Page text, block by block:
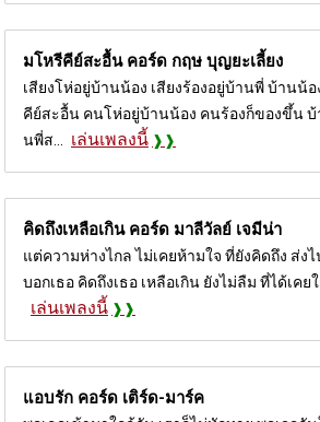
มโหรีคีย์สะอื้น คอร์ด กฤษ บุญยะเลี้ยง
เสียงโห่อยู่บ้านน้อง เสียงร้องอยู่บ้านพี่ บ้านน้
คีย์สะอื้น คนโห่อยู่บ้านน้อง คนร้องก็ของขึ้น
นพี่ส...
เล่นเพลงนี้
คิดถึงเหลือเกิน คอร์ด มาลีวัลย์ เจมีน่า
แต่ความห่างไกล ไม่เคยห้ามใจ ที่ยังคิดถึง ส่งไ
บอกเธอ คิดถึงเธอ เหลือเกิน ยังไม่ลืม ที่ได้เคย
เล่นเพลงนี้
แอบรัก คอร์ด เติร์ด-มาร์ค